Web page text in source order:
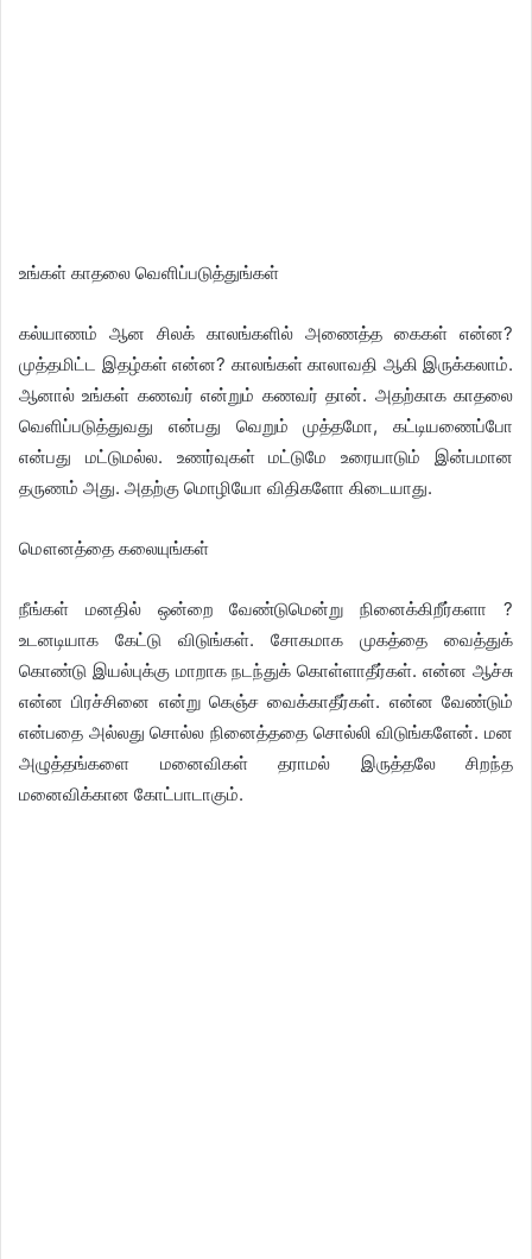
உங்கள் காதலை வெளிப்படுத்துங்கள்
கல்யாணம் ஆன சிலக் காலங்களில் அணைத்த கைகள் என்ன?
முத்தமிட்ட இதழ்கள் என்ன? காலங்கள் காலாவதி ஆகி இருக்கலாம்.
ஆனால் உங்கள் கணவர் என்றும் கணவர் தான். அதற்காக காதலை
வெளிப்படுத்துவது என்பது வெறும் முத்தமோ, கட்டியணைப்போ
என்பது மட்டுமல்ல. உணர்வுகள் மட்டுமே உரையாடும் இன்பமான
தருணம் அது. அதற்கு மொழியோ விதிகளோ கிடையாது.
மௌனத்தை கலையுங்கள்
நீங்கள் மனதில் ஒன்றை வேண்டுமென்று நினைக்கிறீர்களா ?
உடனடியாக கேட்டு விடுங்கள். சோகமாக முகத்தை வைத்துக்
கொண்டு இயல்புக்கு மாறாக நடந்துக் கொள்ளாதீர்கள். என்ன ஆச்சு
என்ன பிரச்சினை என்று கெஞ்ச வைக்காதீர்கள். என்ன வேண்டும்
என்பதை அல்லது சொல்ல நினைத்ததை சொல்லி விடுங்களேன். மன
அழுத்தங்களை மனைவிகள் தராமல் இருத்தலே சிறந்த
மனைவிக்கான கோட்பாடாகும்.